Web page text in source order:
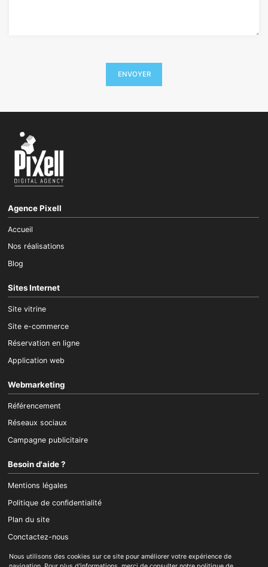
Agence Pixell
Accueil
Nos réalisations
Blog
Sites Internet
Site vitrine
Site e-commerce
Réservation en ligne
Application web
Webmarketing
Référencement
Réseaux sociaux
Campagne publicitaire
Besoin d'aide ?
Mentions légales
Politique de confidentialité
Plan du site
Conctactez-nous
Nous utilisons des cookies sur ce site pour améliorer votre expérience de